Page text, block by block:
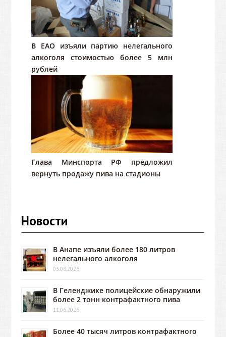
В ЕАО изъяли партию нелегального
алкоголя стоимостью более 5 млн
рублей
Глава Минспорта РФ предложил
вернуть продажу пива на стадионы
Новости
В Анапе изъяли более 180 литров
нелегального алкоголя
03.08.2026
В Геленджике полицейские обнаружили
более 2 тонн контрафактного пива
11.06.2026
Более 40 тысяч литров контрафактного